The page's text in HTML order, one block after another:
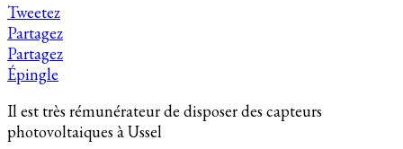
Tweetez
Partagez
Partagez
Épingle
Il est très rémunérateur de disposer des capteurs
photovoltaiques à Ussel